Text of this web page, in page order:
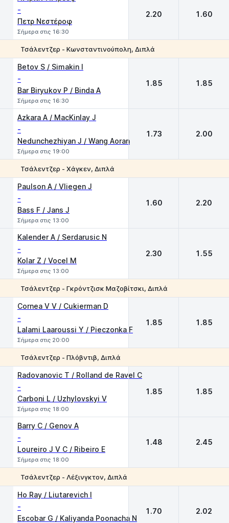
-
Πετρ Νεστέροφ
Σήμερα στις 16:30
2.20 1.60
Τσάλεντζερ - Κωνσταντινούπολη, Διπλά
Betov S / Simakin I
-
Bar Biryukov P / Binda A
Σήμερα στις 16:30
1.85 1.85
Azkara A / MacKinlay J
-
Nedunchezhiyan J / Wang Aoran
Σήμερα στις 19:00
1.73 2.00
Τσάλεντζερ - Χάγκεν, Διπλά
Paulson A / Vliegen J
-
Bass F / Jans J
Σήμερα στις 13:00
1.60 2.20
Kalender A / Serdarusic N
-
Kolar Z / Vocel M
Σήμερα στις 13:00
2.30 1.55
Τσάλεντζερ - Γκρόντζισκ Μαζοβίτσκι, Διπλά
Cornea V V / Cukierman D
-
Lalami Laaroussi Y / Pieczonka F
Σήμερα στις 20:00
1.85 1.85
Τσάλεντζερ - Πλόβντιβ, Διπλά
Radovanovic T / Rolland de Ravel C
-
Carboni L / Uzhylovskyi V
Σήμερα στις 18:00
1.85 1.85
Barry C / Genov A
-
Loureiro J V C / Ribeiro E
Σήμερα στις 18:00
1.48 2.45
Τσάλεντζερ - Λέξινγκτον, Διπλά
Ho Ray / Liutarevich I
-
Escobar G / Kaliyanda Poonacha N
1.70 2.02